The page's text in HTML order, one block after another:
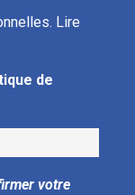
Lire
de
votre